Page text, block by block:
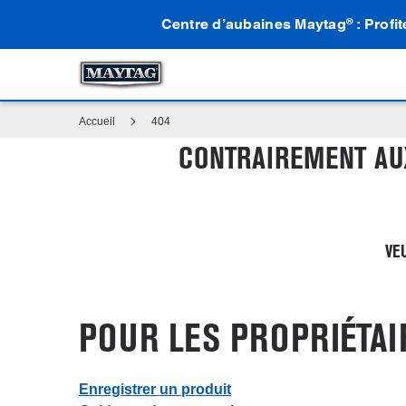
Centre d’aubaines Maytag®:
Accueil 404
CONTRAIREMENT
POUR LES
Enregistrer un produit